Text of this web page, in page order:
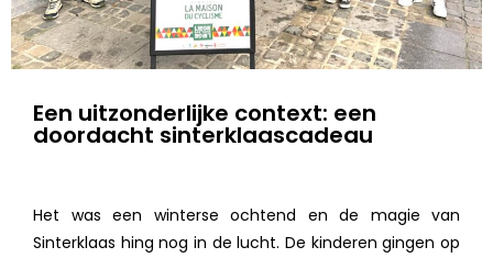
Een uitzonderlijke context: een
doordacht sinterklaascadeau
Het was een winterse ochtend en de magie van
Sinterklaas hing nog in de lucht. De kinderen gingen op